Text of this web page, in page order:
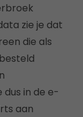
zie je dat
die als
in de e-
aan